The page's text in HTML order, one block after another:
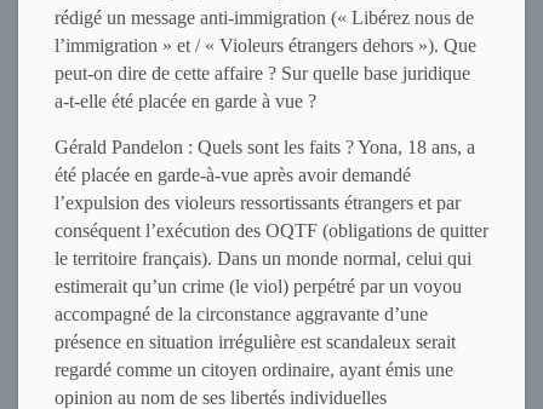
rédigé un message anti-immigration (« Libérez nous de
l’immigration » et / « Violeurs étrangers dehors »). Que
peut-on dire de cette affaire ? Sur quelle base juridique
a-t-elle été placée en garde à vue ?
Gérald Pandelon : Quels sont les faits ? Yona, 18 ans, a
été placée en garde-à-vue après avoir demandé
l’expulsion des violeurs ressortissants étrangers et par
conséquent l’exécution des OQTF (obligations de quitter
le territoire français). Dans un monde normal, celui qui
estimerait qu’un crime (le viol) perpétré par un voyou
accompagné de la circonstance aggravante d’une
présence en situation irrégulière est scandaleux serait
regardé comme un citoyen ordinaire, ayant émis une
opinion au nom de ses libertés individuelles